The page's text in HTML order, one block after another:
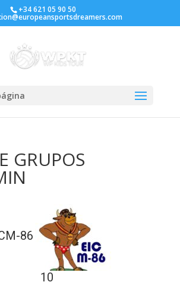
+34 621 05 90 50
GRUPOS
86
10